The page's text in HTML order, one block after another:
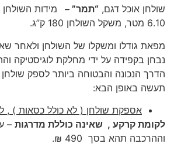
שולחן אוכל דגם, “תמר” –
6.10 מטר, משקל השולחן 180 ק”ג.
מפאת גודלו ומשקלו של השולחן ולאחר
נבחן בקפידה על ידי מחלקת לוגיסטיקה
הדרך הנכונה והבטוחה ביותר לספק
תעשה באופן הבא:
אספקת שולחן ( לא כולל כסאות ) ,
לקומת קרקע , שאינה כוללת מדרגות –
וההרכבה תהא בסך 490 ₪.